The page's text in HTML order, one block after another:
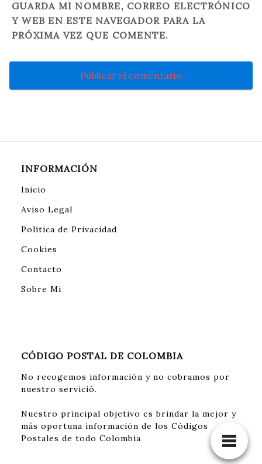
GUARDA MI NOMBRE, CORREO ELECTRÓNICO
Y WEB EN ESTE NAVEGADOR PARA LA
PRÓXIMA VEZ QUE COMENTE.
INFORMACIÓN
Inicio
Aviso Legal
Política de Privacidad
Cookies
Contacto
Sobre Mi
CÓDIGO POSTAL DE COLOMBIA
No recogemos información y no cobramos por
nuestro servició.
Nuestro principal objetivo es brindar la mejor y
más oportuna información de los Códigos
Postales de todo Colombia